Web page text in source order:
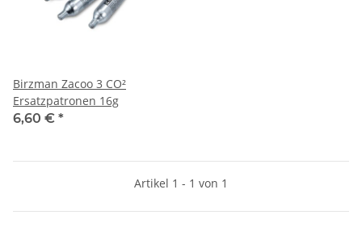
Birzman Zacoo 3 CO²
Ersatzpatronen 16g
6,60 € *
Artikel 1 - 1 von 1